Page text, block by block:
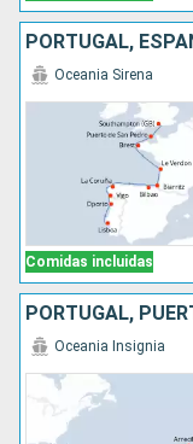
Comidas incluidas
Oceania Sirena
Oceania Insignia